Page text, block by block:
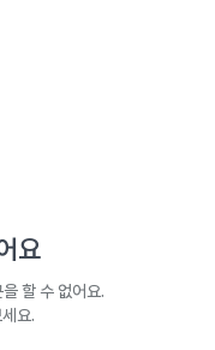
요
할 수 없어요.
요.